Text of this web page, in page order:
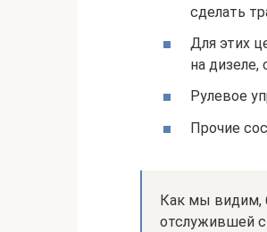
сделать
Для этих
на
Рулевое
Прочие
Как мы видим,
отслужившей